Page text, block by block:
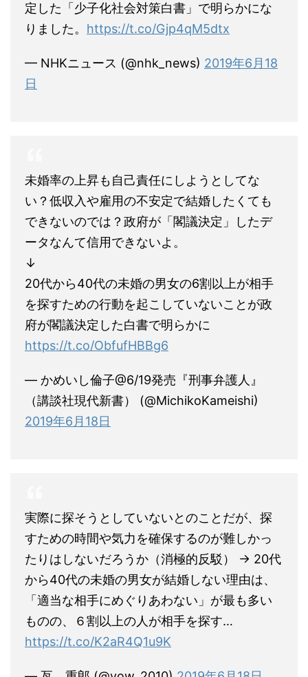
定した「少子化社会対策白書」で明らかにな
りました。 https://t.co/Gjp4qM5dtx
— NHKニュース (@nhk_news) 2019年6月18
日
未婚率の上昇も自己責任にしようとしてな
い？低収入や雇用の不安定で結婚したくても
できないのでは？政府が「閣議決定」したデ
ータなんて信用できないよ。
↓
20代から40代の未婚の男女の6割以上が相手
を探すための行動を起こしていないことが政
府が閣議決定した白書で明らかに
https://t.co/ObfufHBBg6
— かめいし倫子@6/19発売『刑事弁護人』
（講談社現代新書） (@MichikoKameishi)
2019年6月18日
実際に探そうとしていないとのことだが、探
すための時間や気力を確保するのが難しかっ
たりはしないだろうか（消極的反駁） → 20代
から40代の未婚の男女が結婚しない理由は、
「適当な相手にめぐりあわない」が最も多い
ものの、６割以上の人が相手を探す…
https://t.co/K2aR4Q1u9K